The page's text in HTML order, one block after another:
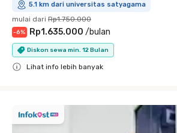
5.1 km dari universitas satyagama
mulai dari Rp1.750.000
-6% Rp1.635.000 /bulan
Diskon sewa min. 12 Bulan
Lihat info lebih banyak